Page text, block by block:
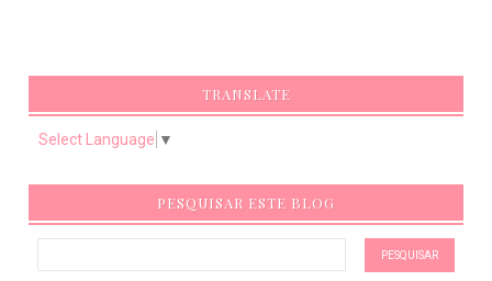
TRANSLATE
Select Language ▼
PESQUISAR ESTE BLOG